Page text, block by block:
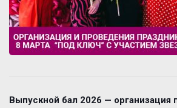
Выпускной бал 2026 — организация